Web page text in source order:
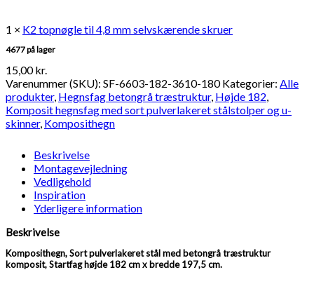
1 × K2 topnøgle til 4,8 mm selvskærende skruer
4677 på lager
15,00kr.
Varenummer (SKU): SF-6603-182-3610-180 Kategorier: Alle
produkter, Hegnsfag betongrå træstruktur, Højde 182,
Komposit hegnsfag med sort pulverlakeret stålstolper og u-
skinner, Komposithegn
Beskrivelse
Montagevejledning
Vedligehold
Inspiration
Yderligere information
Beskrivelse
Komposithegn, Sort pulverlakeret stål med betongrå træstruktur
komposit, Startfag højde 182 cm x bredde 197,5 cm.